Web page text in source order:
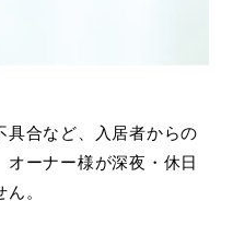
具合など、入居者からの
ーナー様が深夜・休日
。